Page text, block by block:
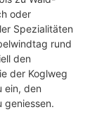
oder
Spezialitäten
rund
den
der Koglweg
ein, den
geniessen.